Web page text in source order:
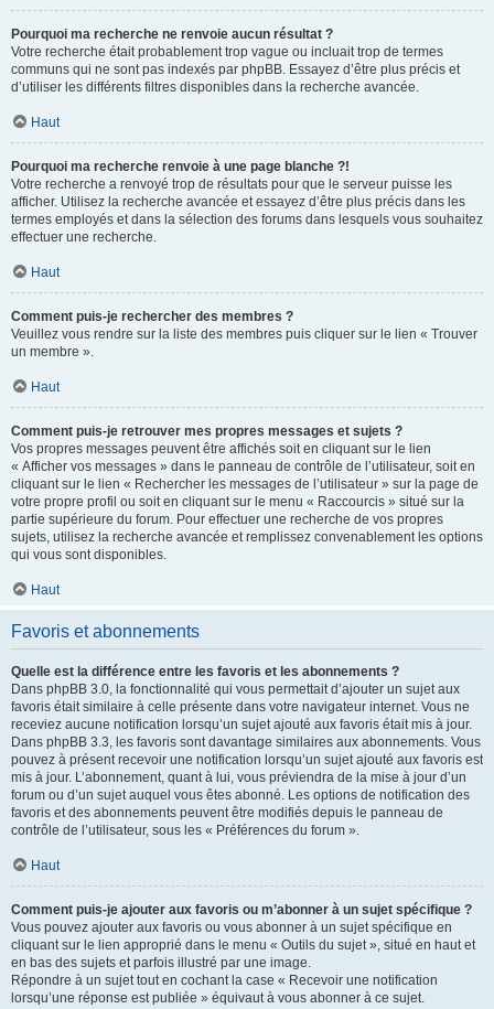
Pourquoi ma recherche ne renvoie aucun résultat ?
Votre recherche était probablement trop vague ou incluait trop de termes
communs qui ne sont pas indexés par phpBB. Essayez d’être plus précis et
d’utiliser les différents filtres disponibles dans la recherche avancée.
Haut
Pourquoi ma recherche renvoie à une page blanche ?!
Votre recherche a renvoyé trop de résultats pour que le serveur puisse les
afficher. Utilisez la recherche avancée et essayez d’être plus précis dans les
termes employés et dans la sélection des forums dans lesquels vous souhaitez
effectuer une recherche.
Haut
Comment puis-je rechercher des membres ?
Veuillez vous rendre sur la liste des membres puis cliquer sur le lien « Trouver
un membre ».
Haut
Comment puis-je retrouver mes propres messages et sujets ?
Vos propres messages peuvent être affichés soit en cliquant sur le lien
« Afficher vos messages » dans le panneau de contrôle de l’utilisateur, soit en
cliquant sur le lien « Rechercher les messages de l’utilisateur » sur la page de
votre propre profil ou soit en cliquant sur le menu « Raccourcis » situé sur la
partie supérieure du forum. Pour effectuer une recherche de vos propres
sujets, utilisez la recherche avancée et remplissez convenablement les options
qui vous sont disponibles.
Haut
Favoris et abonnements
Quelle est la différence entre les favoris et les abonnements ?
Dans phpBB 3.0, la fonctionnalité qui vous permettait d’ajouter un sujet aux
favoris était similaire à celle présente dans votre navigateur internet. Vous ne
receviez aucune notification lorsqu’un sujet ajouté aux favoris était mis à jour.
Dans phpBB 3.3, les favoris sont davantage similaires aux abonnements. Vous
pouvez à présent recevoir une notification lorsqu’un sujet ajouté aux favoris est
mis à jour. L’abonnement, quant à lui, vous préviendra de la mise à jour d’un
forum ou d’un sujet auquel vous êtes abonné. Les options de notification des
favoris et des abonnements peuvent être modifiés depuis le panneau de
contrôle de l’utilisateur, sous les « Préférences du forum ».
Haut
Comment puis-je ajouter aux favoris ou m’abonner à un sujet spécifique ?
Vous pouvez ajouter aux favoris ou vous abonner à un sujet spécifique en
cliquant sur le lien approprié dans le menu « Outils du sujet », situé en haut et
en bas des sujets et parfois illustré par une image.
Répondre à un sujet tout en cochant la case « Recevoir une notification
lorsqu’une réponse est publiée » équivaut à vous abonner à ce sujet.